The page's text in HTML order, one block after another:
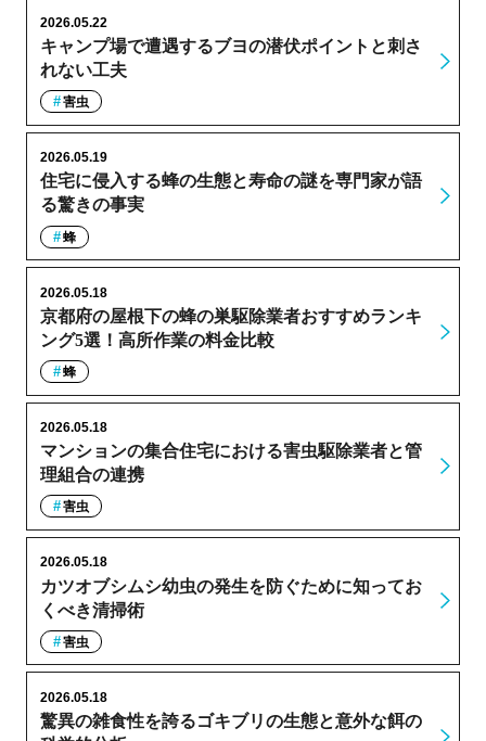
キャンプ場で遭遇するブヨの潜伏ポイントと刺さ
れない工夫
2026.05.22
害虫
住宅に侵入する蜂の生態と寿命の謎を専門家が語
る驚きの事実
2026.05.19
蜂
京都府の屋根下の蜂の巣駆除業者おすすめランキ
ング5選！高所作業の料金比較
2026.05.18
蜂
マンションの集合住宅における害虫駆除業者と管
理組合の連携
2026.05.18
害虫
カツオブシムシ幼虫の発生を防ぐために知ってお
くべき清掃術
2026.05.18
害虫
驚異の雑食性を誇るゴキブリの生態と意外な餌の
2026.05.18